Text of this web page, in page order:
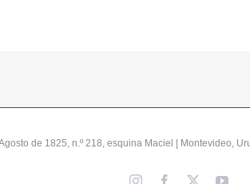
de 1825, n.º 218, esquina Maciel | Montevideo,
InstagramFacebook